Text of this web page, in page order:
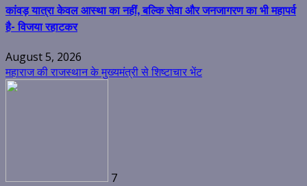
कांवड़ यात्रा केवल आस्था का नहीं, बल्कि सेवा और जनजागरण का भी महापर्व
है- विजया रहाटकर
August 5, 2026
महाराज की राजस्थान के मुख्यमंत्री से शिष्टाचार भेंट
7